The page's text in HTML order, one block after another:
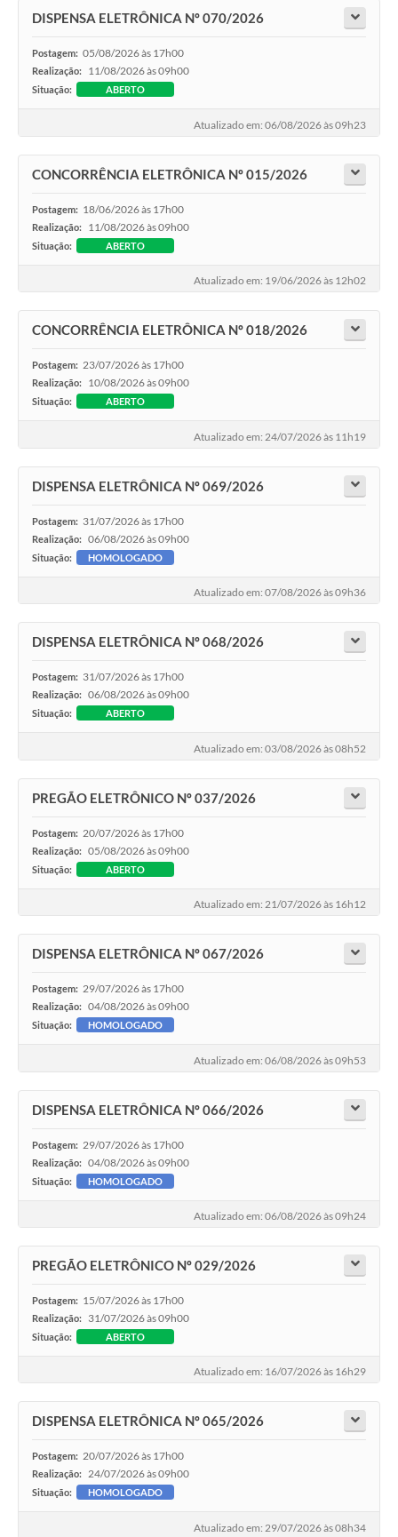
DISPENSA ELETRÔNICA Nº 070/2026
Postagem: 05/08/2026 às 17h00
Realização: 11/08/2026 às 09h00
Situação: ABERTO
Atualizado em: 06/08/2026 às 09h23
CONCORRÊNCIA ELETRÔNICA Nº 015/2026
Postagem: 18/06/2026 às 17h00
Realização: 11/08/2026 às 09h00
Situação: ABERTO
Atualizado em: 19/06/2026 às 12h02
CONCORRÊNCIA ELETRÔNICA Nº 018/2026
Postagem: 23/07/2026 às 17h00
Realização: 10/08/2026 às 09h00
Situação: ABERTO
Atualizado em: 24/07/2026 às 11h19
DISPENSA ELETRÔNICA Nº 069/2026
Postagem: 31/07/2026 às 17h00
Realização: 06/08/2026 às 09h00
Situação: HOMOLOGADO
Atualizado em: 07/08/2026 às 09h36
DISPENSA ELETRÔNICA Nº 068/2026
Postagem: 31/07/2026 às 17h00
Realização: 06/08/2026 às 09h00
Situação: ABERTO
Atualizado em: 03/08/2026 às 08h52
PREGÃO ELETRÔNICO Nº 037/2026
Postagem: 20/07/2026 às 17h00
Realização: 05/08/2026 às 09h00
Situação: ABERTO
Atualizado em: 21/07/2026 às 16h12
DISPENSA ELETRÔNICA Nº 067/2026
Postagem: 29/07/2026 às 17h00
Realização: 04/08/2026 às 09h00
Situação: HOMOLOGADO
Atualizado em: 06/08/2026 às 09h53
DISPENSA ELETRÔNICA Nº 066/2026
Postagem: 29/07/2026 às 17h00
Realização: 04/08/2026 às 09h00
Situação: HOMOLOGADO
Atualizado em: 06/08/2026 às 09h24
PREGÃO ELETRÔNICO Nº 029/2026
Postagem: 15/07/2026 às 17h00
Realização: 31/07/2026 às 09h00
Situação: ABERTO
Atualizado em: 16/07/2026 às 16h29
DISPENSA ELETRÔNICA Nº 065/2026
Postagem: 20/07/2026 às 17h00
Realização: 24/07/2026 às 09h00
Situação: HOMOLOGADO
Atualizado em: 29/07/2026 às 08h34